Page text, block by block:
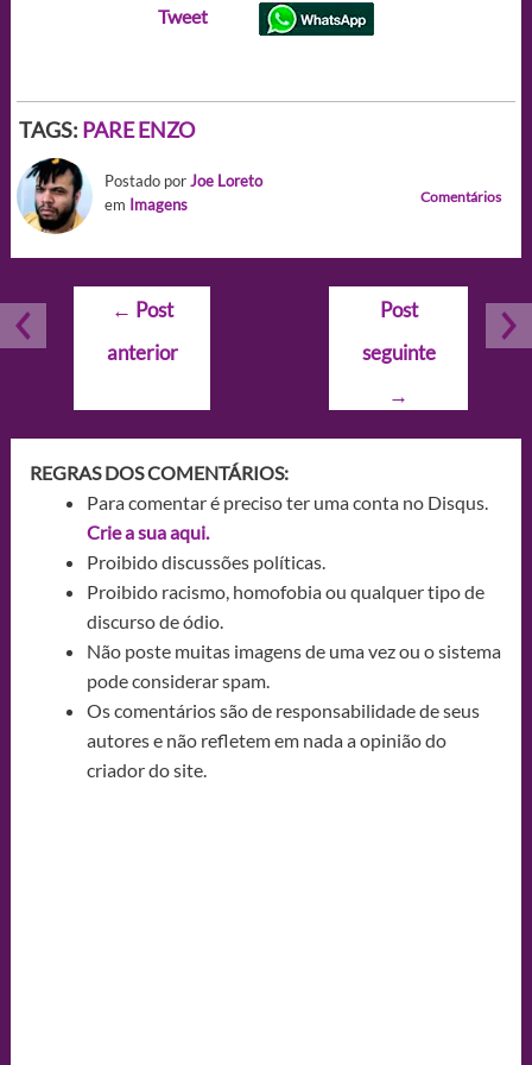
Tweet
TAGS: PARE ENZO
Postado porJoe Loreto
em Imagens Comentários
Navegação
Post
← Post
anterior
Post
seguinte
→
REGRAS DOS COMENTÁRIOS:
Para comentar é preciso ter uma conta no Disqus.
Crie a sua aqui.
Proibido discussões políticas.
Proibido racismo, homofobia ou qualquer tipo de
discurso de ódio.
Não poste muitas imagens de uma vez ou o sistema
pode considerar spam.
Os comentários são de responsabilidade de seus
autores e não refletem em nada a opinião do
criador do site.